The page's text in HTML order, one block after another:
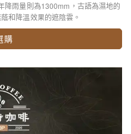
降雨量則為1300mm，古語為濕地的
和降溫效果的遮陰雲。
購